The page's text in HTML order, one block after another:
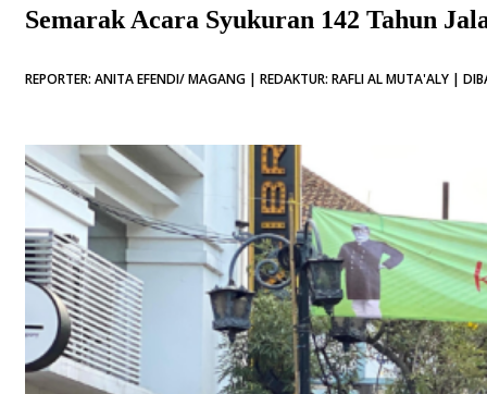
Semarak Acara Syukuran 142 Tahun
REPORTER: ANITA EFENDI/ MAGANG | REDAKTUR: RAFLI AL MUTA'ALY |